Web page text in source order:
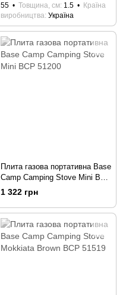
55
Товщина, см 1.5
Країна
виробництва Україна
Плита газова портативна Base
Camp Camping Stove Mini BCP
51200
1 322 грн